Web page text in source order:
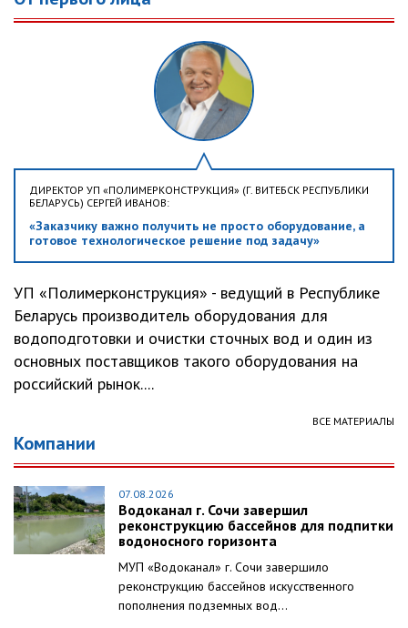
ДИРЕКТОР УП «ПОЛИМЕРКОНСТРУКЦИЯ» (Г. ВИТЕБСК РЕСПУБЛИКИ
БЕЛАРУСЬ) СЕРГЕЙ ИВАНОВ:
«Заказчику важно получить не просто оборудование, а
готовое технологическое решение под задачу»
УП «Полимерконструкция» - ведущий в Республике
Беларусь производитель оборудования для
водоподготовки и очистки сточных вод и один из
основных поставщиков такого оборудования на
российский рынок....
ВСЕ МАТЕРИАЛЫ
Компании
07.08.2026
Водоканал г. Сочи завершил
реконструкцию бассейнов для подпитки
водоносного горизонта
МУП «Водоканал» г. Сочи завершило
реконструкцию бассейнов искусственного
пополнения подземных вод...